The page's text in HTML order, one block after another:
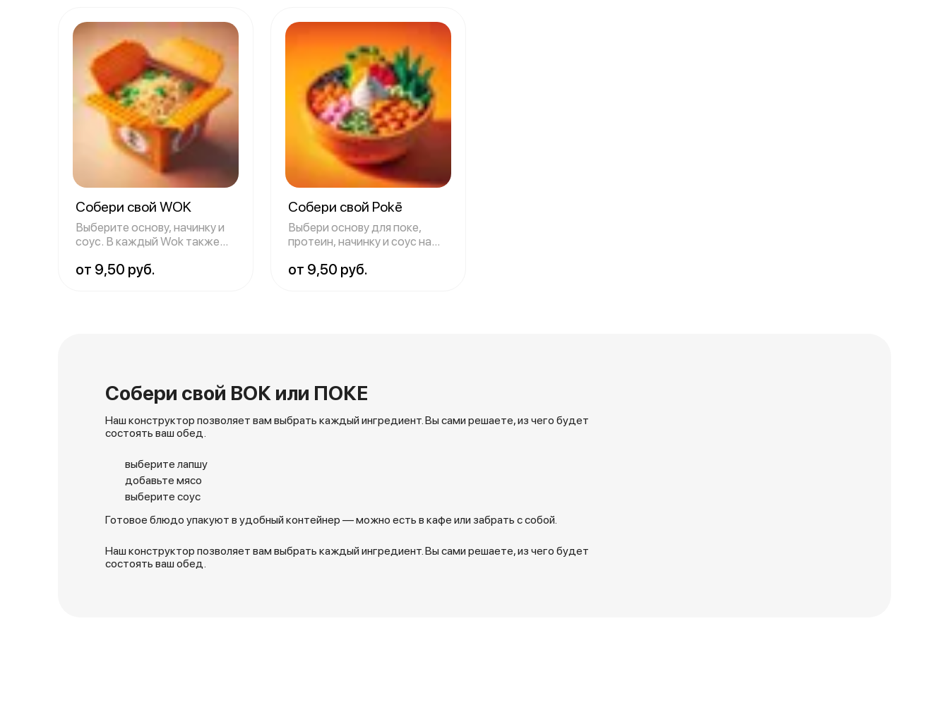
Собери свой WOK
Выберите основу, начинку и
соус. В каждый Wok также
от 9,50 руб.
Собери свой Pokē
Выбери основу для поке,
протеин, начинку и соус на
от 9,50 руб.
Собери свой ВОК или ПОКЕ
Наш конструктор позволяет вам выбрать каждый ингредиент. Вы сами решаете, из чего будет
состоять ваш обед.
выберите лапшу
добавьте мясо
выберите соус
Готовое блюдо упакуют в удобный контейнер — можно есть в кафе или забрать с собой.
Наш конструктор позволяет вам выбрать каждый ингредиент. Вы сами решаете, из чего будет
состоять ваш обед.